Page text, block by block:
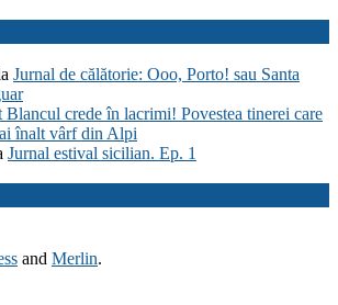
Jurnal de călătorie: Ooo, Porto! sau Santa
Blancul crede în lacrimi! Povestea tinerei care
înalt vârf din Alpi
Jurnal estival sicilian. Ep. 1
and Merlin.